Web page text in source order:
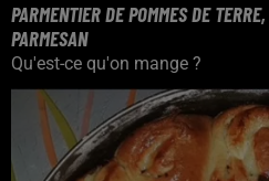
PARMENTIER DE POMMES DE
PARMESAN
Qu'est-ce qu'on mange ?